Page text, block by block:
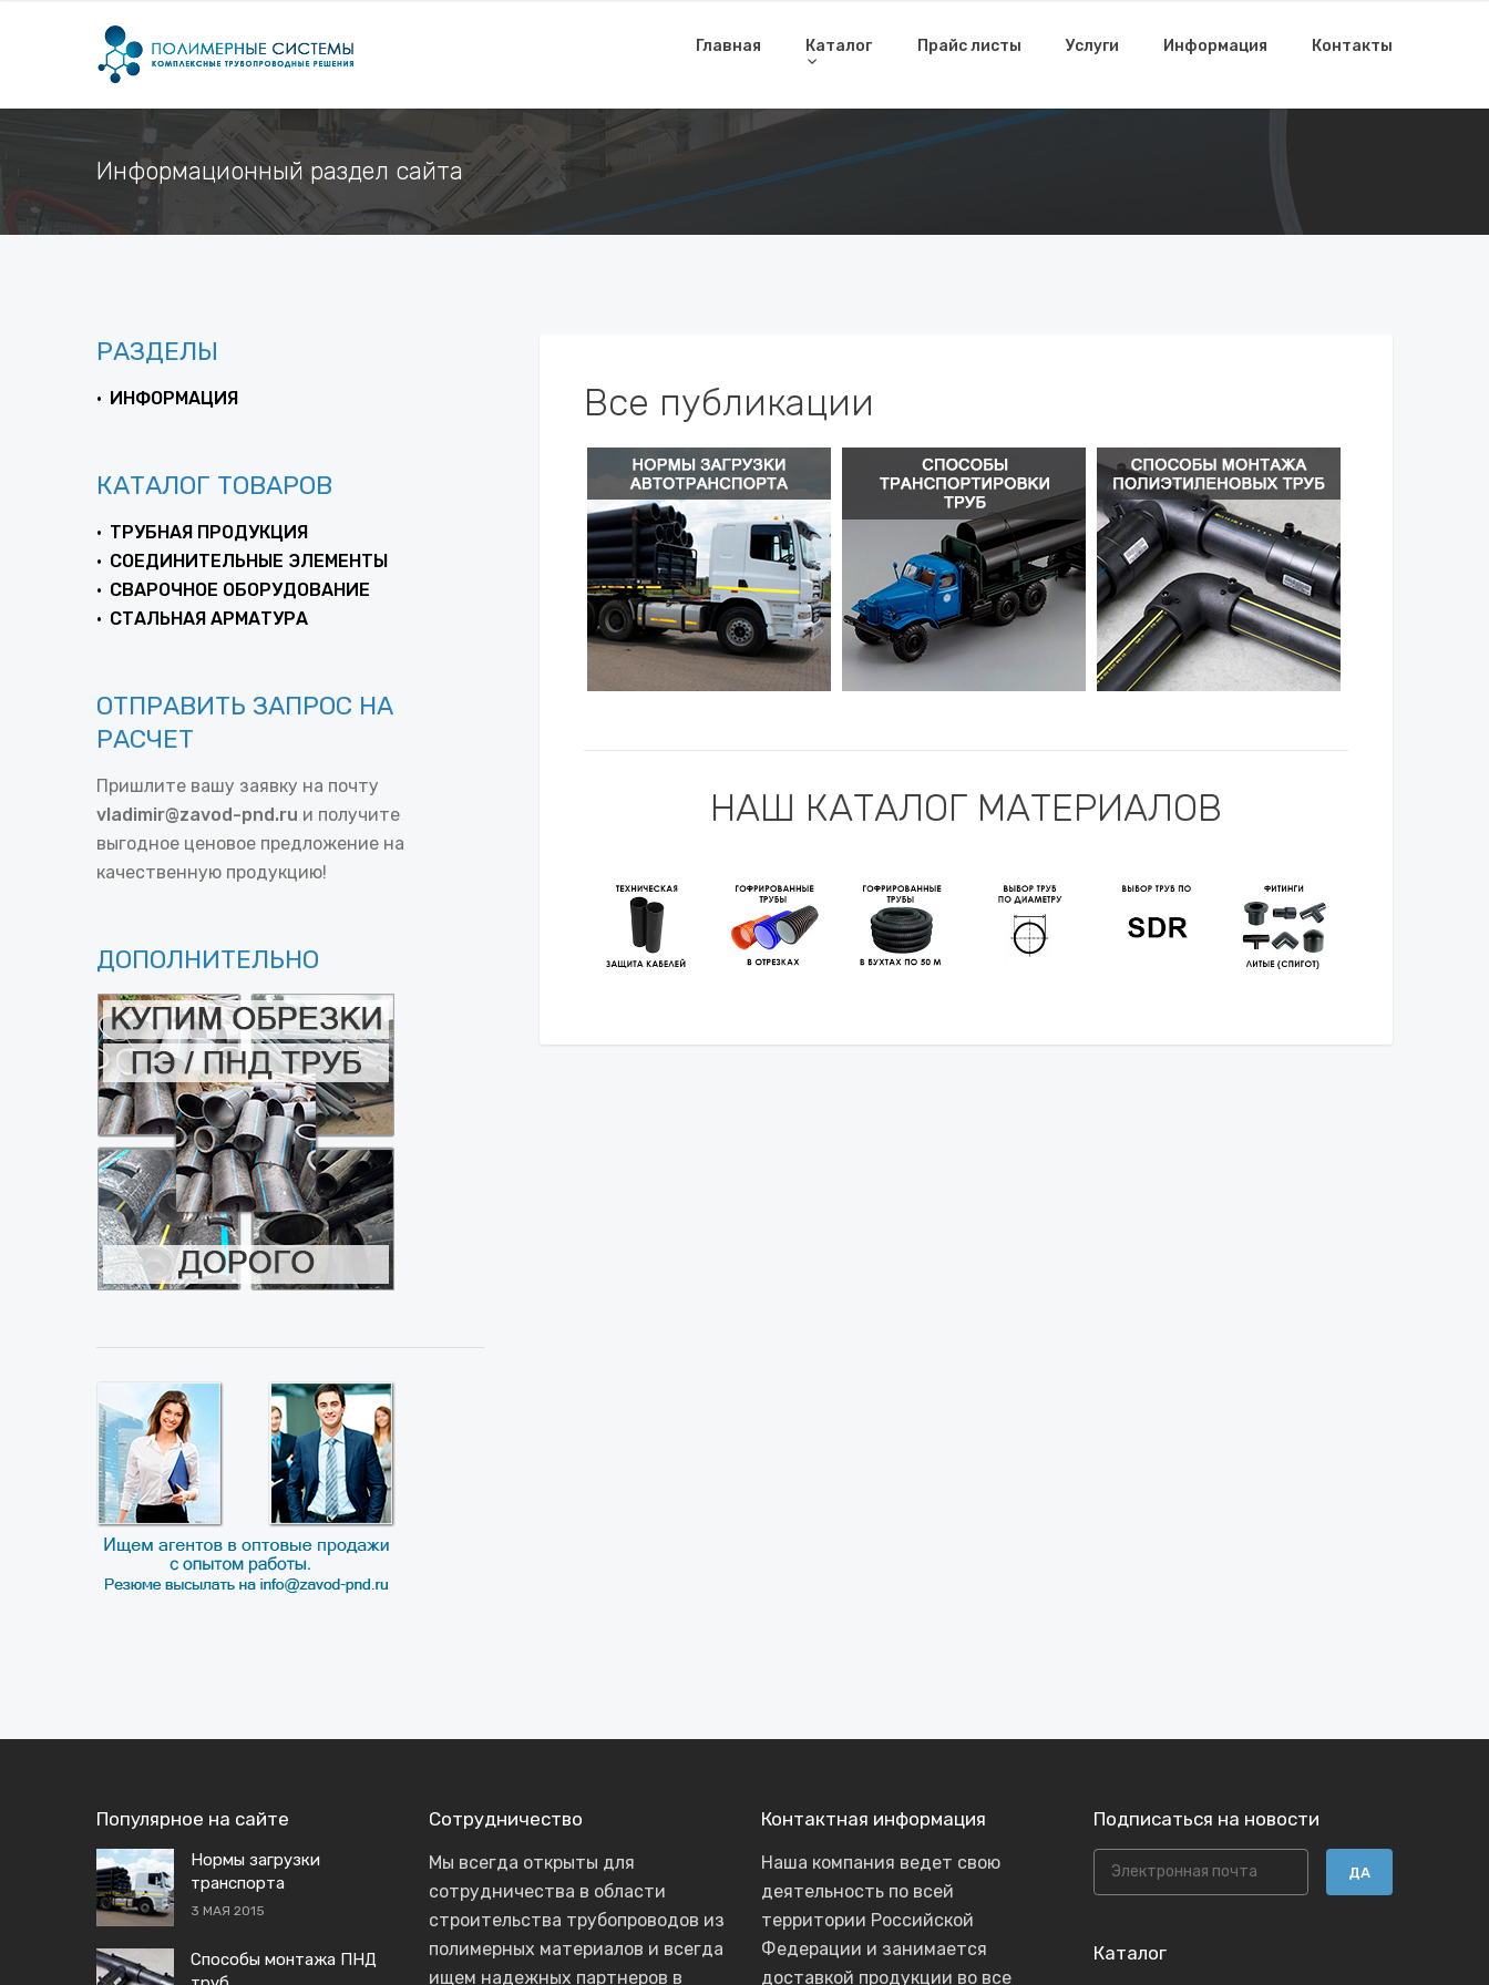
Главная Каталог Прайс листы Услуги Информация Контакты
Информационный раздел сайта
Все публикации
НАШ КАТАЛОГ МАТЕРИАЛОВ
РАЗДЕЛЫ
ИНФОРМАЦИЯ
КАТАЛОГ ТОВАРОВ
ТРУБНАЯ ПРОДУКЦИЯ
СОЕДИНИТЕЛЬНЫЕ ЭЛЕМЕНТЫ
СВАРОЧНОЕ ОБОРУДОВАНИЕ
СТАЛЬНАЯ АРМАТУРА
ОТПРАВИТЬ ЗАПРОС НА
РАСЧЕТ
Пришлите вашу заявку на почту
vladimir@zavod-pnd.ru и получите
выгодное ценовое предложение на
качественную продукцию!
ДОПОЛНИТЕЛЬНО
Популярное на сайте
Нормы загрузки
транспорта
3 МАЯ 2015
Способы монтажа ПНД
Сотрудничество
Мы всегда открыты для
сотрудничества в области
строительства трубопроводов из
полимерных материалов и всегда
ищем надежных партнеров в
Контактная информация
Наша компания ведет свою
деятельность по всей
территории Российской
Федерации и занимается
доставкой продукции во все
Подписаться на новости
ДА
Каталог